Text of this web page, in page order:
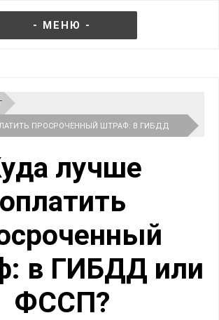
- МЕНЮ -
ПРОСРОЧЕННЫЙ ШТРАФ: В ГИБДД
лучше
оплатить
в ГИБДД или
ФССП?